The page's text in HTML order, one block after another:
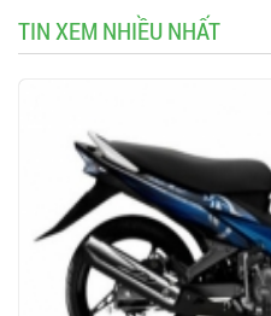
TIN XEM NHIỀU NHẤT